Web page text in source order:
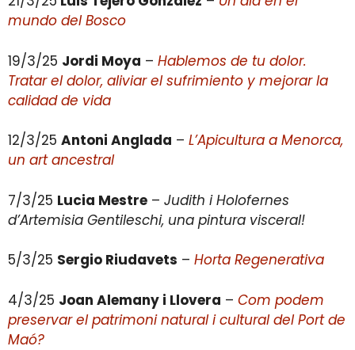
mundo del Bosco
19/3/25 Jordi Moya – Hablemos de tu dolor.
Tratar el dolor, aliviar el sufrimiento y mejorar la
calidad de vida
12/3/25 Antoni Anglada – L’Apicultura a Menorca,
un art ancestral
7/3/25 Lucia Mestre – Judith i Holofernes
d’Artemisia Gentileschi, una pintura visceral!
5/3/25 Sergio Riudavets – Horta Regenerativa
4/3/25 Joan Alemany i Llovera – Com podem
preservar el patrimoni natural i cultural del Port de
Maó?